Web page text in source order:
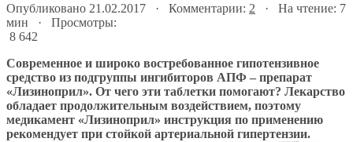
Опубликовано 21.02.2017 · Комментарии: 2 · На чтение: 7
мин · Просмотры:
8 642
Современное и широко востребованное гипотензивное
средство из подгруппы ингибиторов АПФ – препарат
«Лизиноприл». От чего эти таблетки помогают? Лекарство
обладает продолжительным воздействием, поэтому
медикамент «Лизиноприл» инструкция по применению
рекомендует при стойкой артериальной гипертензии.